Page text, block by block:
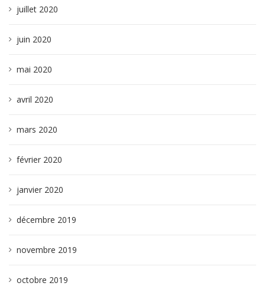
juillet 2020
juin 2020
mai 2020
avril 2020
mars 2020
février 2020
janvier 2020
décembre 2019
novembre 2019
octobre 2019